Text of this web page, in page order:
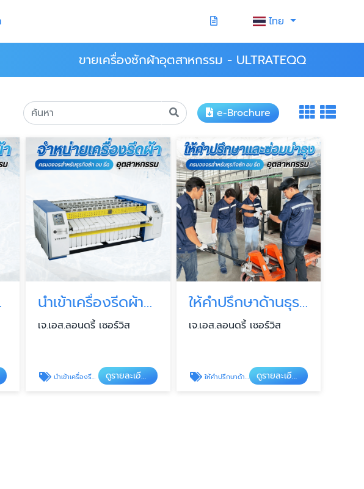
ไทย
ขายเครื่องซักผ้าอุตสาหกรรม - ULTRATEQQ
e-Brochure
รม นำเข้าเครื่องรีดผ้าอุตสาหกรรม
เจ.เอส.ลอนดรี้ เซอร์วิส
นำเข้าเครื่องรีดผ้าอุตสาหกรรม ดูรายละเอียด
ให้คำปรึกษาด้านธุรกิจซักผ้าอุตสาหกรรมครบวงจร
เจ.เอส.ลอนดรี้ เซอร์วิส
ให้คำปรึกษาด้านธุรกิจซักผ้าอุตสาหกรรมครบวงจร ดูรายละเอียด